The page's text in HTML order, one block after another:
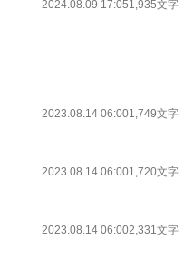
2024.08.09 17:051,935文字
2023.08.14 06:001,749文字
2023.08.14 06:001,720文字
2023.08.14 06:002,331文字